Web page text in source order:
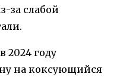
за слабой
2024 году
на коксующийся